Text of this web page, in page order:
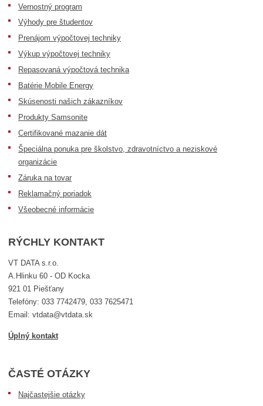
Vernostný program
Výhody pre študentov
Prenájom výpočtovej techniky
Výkup výpočtovej techniky
Repasovaná výpočtová technika
Batérie Mobile Energy
Skúsenosti našich zákazníkov
Produkty Samsonite
Certifikované mazanie dát
Špeciálna ponuka pre školstvo, zdravotníctvo a neziskové
organizácie
Záruka na tovar
Reklamačný poriadok
Všeobecné informácie
RÝCHLY KONTAKT
VT DATA s.r.o.
A.Hlinku 60 - OD Kocka
921 01 Piešťany
Telefóny: 033 7742479, 033 7625471
Email: vtdata@vtdata.sk
Úplný kontakt
ČASTÉ OTÁZKY
Najčastejšie otázky